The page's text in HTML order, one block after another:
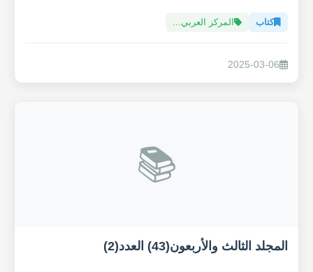
كتاب المركز العربي...
2025-03-06
📚
المجلد الثالث والأربعون(43) العدد(2)